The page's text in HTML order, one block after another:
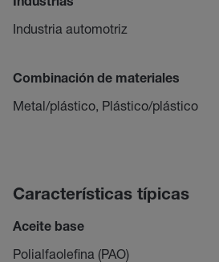
Industrias
Industria automotriz
Combinación de materiales
Metal/plástico, Plástico/plástico
Características típicas
Aceite base
Polialfaolefina (PAO)